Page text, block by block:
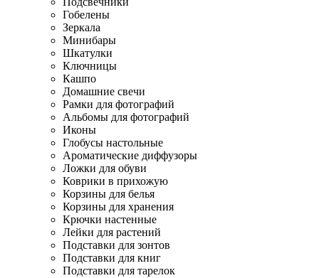
Гобелены
Зеркала
Минибары
Шкатулки
Ключницы
Кашпо
Домашние свечи
Рамки для фотографий
Альбомы для фотографий
Иконы
Глобусы настольные
Ароматические диффузоры
Ложки для обуви
Коврики в прихожую
Корзины для белья
Корзины для хранения
Крючки настенные
Лейки для растений
Подставки для зонтов
Подставки для книг
Подставки для тарелок